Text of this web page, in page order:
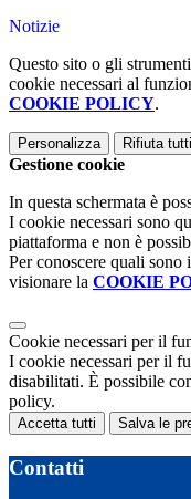
Notizie
Questo sito o gli
cookie necessari al
COOKIE POLICY.
Personalizza Rifiuta tutti
Gestione cookie
In questa schermata è
I cookie necessari sono
piattaforma e non è
Per conoscere quali sono
visionare la COOKIE
Cookie necessari per il
I cookie necessari per il
disabilitati. È possibile
policy.
Accetta tutti Salva le
Contatti